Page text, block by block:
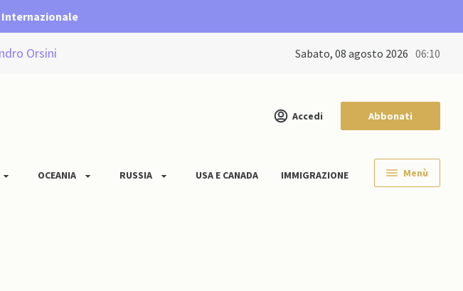
Internazionale
Orsini sabato, 08 agosto 2026 06:10
Accedi Abbonati
OCEANIA RUSSIA USA E CANADA IMMIGRAZIONE Menù